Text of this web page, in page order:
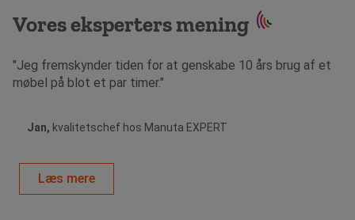
Vores eksperters mening
"Jeg fremskynder tiden for at genskabe 10 års brug af et
møbel på blot et par timer."
Jan, kvalitetschef hos Manuta EXPERT
Læs mere